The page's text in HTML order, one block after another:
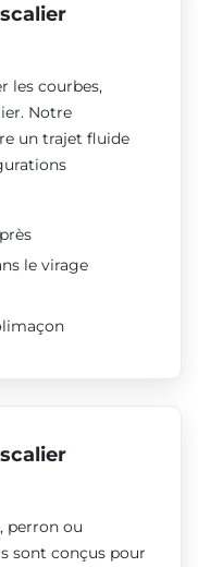
les courbes,
Notre
un trajet fluide
le virage
perron ou
sont conçus pour